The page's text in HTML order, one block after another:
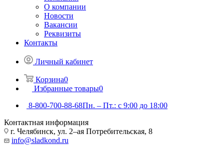
О компании
Новости
Вакансии
Реквизиты
Контакты
Личный кабинет
Корзина0
Избранные товары0
8-800-700-88-68Пн. – Пт.: с 9:00 до 18:00
Контактная информация
г. Челябинск, ул. 2–ая Потребительская, 8
info@sladkond.ru